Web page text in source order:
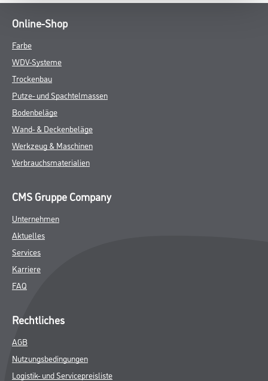
Online-Shop
Farbe
WDV-Systeme
Trockenbau
Putze- und Spachtelmassen
Bodenbeläge
Wand- & Deckenbeläge
Werkzeug & Maschinen
Verbrauchsmaterialien
CMS Gruppe Company
Unternehmen
Aktuelles
Services
Karriere
FAQ
Rechtliches
AGB
Nutzungsbedingungen
Logistik- und Servicepreisliste